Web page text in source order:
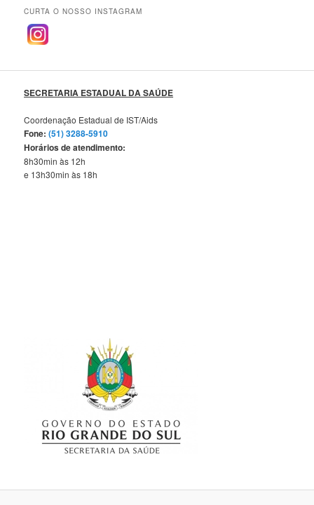
CURTA O NOSSO INSTAGRAM
SECRETARIA ESTADUAL DA SAÚDE
Coordenação Estadual de IST/Aids
Fone: (51) 3288-5910
Horários de atendimento:
8h30min às 12h
e 13h30min às 18h